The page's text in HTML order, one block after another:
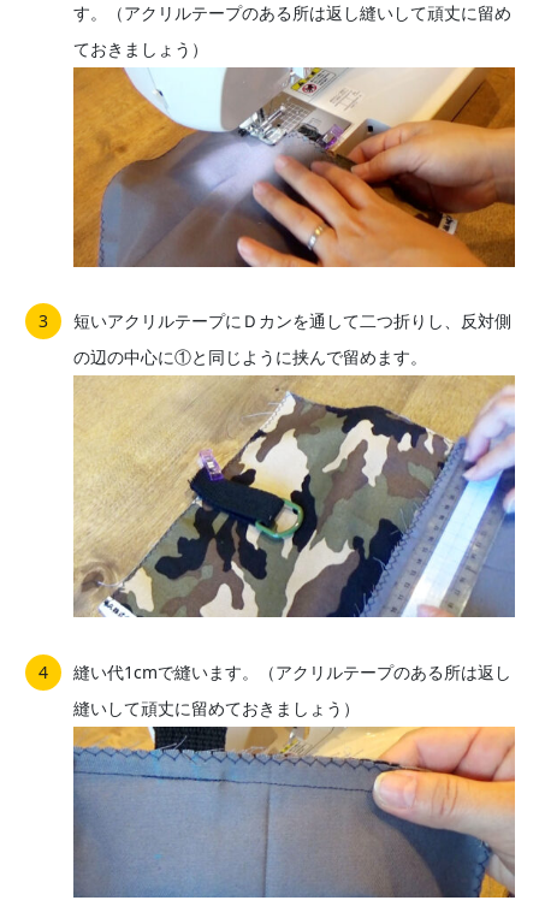
す。（アクリルテープのある所は返し縫いして頑丈に留め
ておきましょう）
短いアクリルテープにＤカンを通して二つ折りし、反対側
の辺の中心に①と同じように挟んで留めます。
縫い代1cmで縫います。（アクリルテープのある所は返し
縫いして頑丈に留めておきましょう）